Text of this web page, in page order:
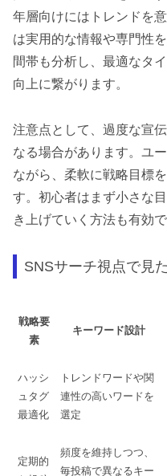
年層向けにはトレンドを
は実用的な情報や専門性
間帯も分析し、最適なタ
向上に繋がります。
注意点として、過度な宣
なる場合があります。ユ
ながら、柔軟に戦略目標
す。初心者はまず小さな
き上げていく方法も有効で
SNSサーチ視点で見
戦略要
素
キーワード設計
ハッシ
ュタグ
最適化
トレンドワードや関
連性の高いワードを
選定
定期的
頻度を維持しつつ、
毎投稿で異なるキー